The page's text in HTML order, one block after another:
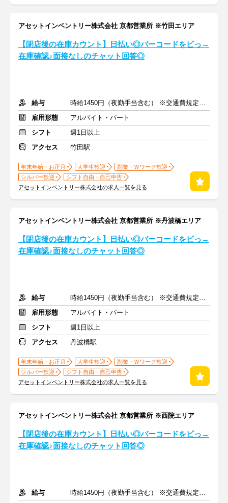
アセットインベントリー株式会社 京都営業所 ※竹田エリア
【閉店後の在庫カウント】日払い◎バーコードをピっ→
在庫確認♪面接なしのチャット回答◎
給与
時給1450円（夜勤手当含む） ※交通費規定内支給
雇用形態
アルバイト・パート
シフト
週1日以上
アクセス
竹田駅
年末年始・お正月 大学生歓迎
副業・Ｗワーク歓迎
シルバー歓迎
シフト自由・自己申告
アセットインベントリー株式会社の求人一覧を見る
アセットインベントリー株式会社 京都営業所 ※丹波橋エリア
【閉店後の在庫カウント】日払い◎バーコードをピっ→
在庫確認♪面接なしのチャット回答◎
給与
時給1450円（夜勤手当含む） ※交通費規定内支給
雇用形態
アルバイト・パート
シフト
週1日以上
アクセス
丹波橋駅
年末年始・お正月 大学生歓迎
副業・Ｗワーク歓迎
シルバー歓迎
シフト自由・自己申告
アセットインベントリー株式会社の求人一覧を見る
アセットインベントリー株式会社 京都営業所 ※西院エリア
【閉店後の在庫カウント】日払い◎バーコードをピっ→
在庫確認♪面接なしのチャット回答◎
給与
時給1450円（夜勤手当含む） ※交通費規定内支給